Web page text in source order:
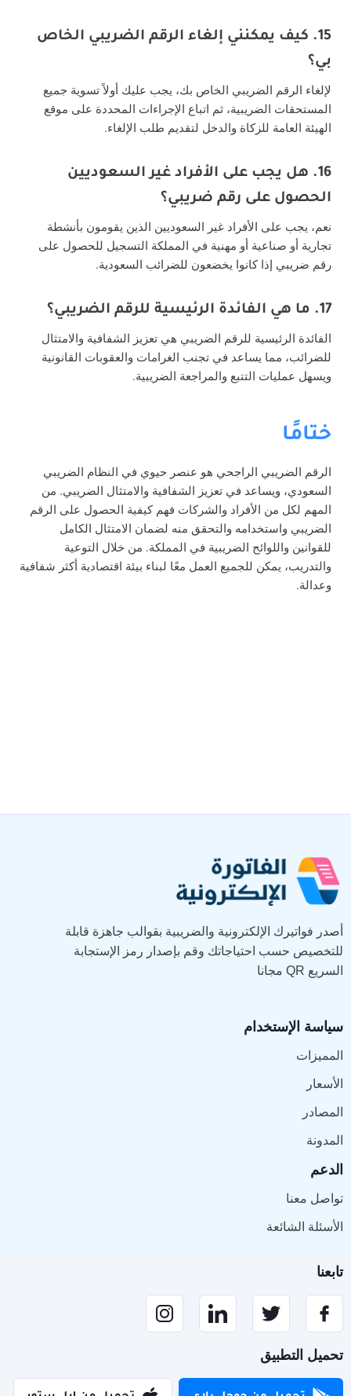
15. كيف يمكنني إلغاء الرقم الضريبي الخاص
بي؟
لإلغاء الرقم الضريبي الخاص بك، يجب عليك أولاً تسوية جميع
المستحقات الضريبية، ثم اتباع الإجراءات المحددة على موقع
الهيئة العامة للزكاة والدخل لتقديم طلب الإلغاء.
16. هل يجب على الأفراد غير السعوديين
الحصول على رقم ضريبي؟
نعم، يجب على الأفراد غير السعوديين الذين يقومون بأنشطة
تجارية أو صناعية أو مهنية في المملكة التسجيل للحصول على
رقم ضريبي إذا كانوا يخضعون للضرائب السعودية.
17. ما هي الفائدة الرئيسية للرقم الضريبي؟
الفائدة الرئيسية للرقم الضريبي هي تعزيز الشفافية والامتثال
للضرائب، مما يساعد في تجنب الغرامات والعقوبات القانونية
ويسهل عمليات التتبع والمراجعة الضريبية.
ختامًا
الرقم الضريبي الراجحي هو عنصر حيوي في النظام الضريبي
السعودي، ويساعد في تعزيز الشفافية والامتثال الضريبي. من
المهم لكل من الأفراد والشركات فهم كيفية الحصول على الرقم
الضريبي واستخدامه والتحقق منه لضمان الامتثال الكامل
للقوانين واللوائح الضريبية في المملكة. من خلال التوعية
والتدريب، يمكن للجميع العمل معًا لبناء بيئة اقتصادية أكثر شفافية
وعدالة.
أصدر فواتيرك الإلكترونية والضريبية بقوالب جاهزة قابلة
للتخصيص حسب احتياجاتك وقم بإصدار رمز الإستجابة
السريع QR مجانا
سياسة الإستخدام
المميزات
الأسعار
المصادر
المدونة
الدعم
تواصل معنا
الأسئلة الشائعة
تابعنا
تحميل التطبيق